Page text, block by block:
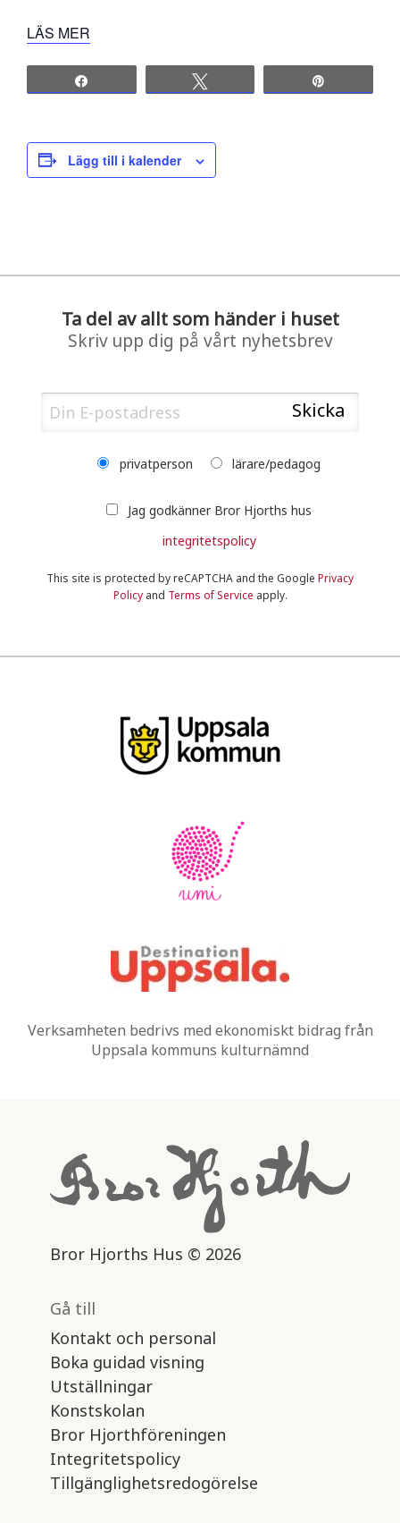
LÄS MER
Lägg till i kalender
Ta del av allt som händer i huset
Skriv upp dig på vårt nyhetsbrev
privatperson lärare/pedagog
Jag godkänner Bror Hjorths hus
integritetspolicy
This site is protected by reCAPTCHA and the Google Privacy
Policyand Terms of Service apply.
Verksamheten bedrivs med ekonomiskt bidrag från
Uppsala kommuns kulturnämnd
Bror Hjorths Hus © 2026
Gå till
Kontakt och personal
Boka guidad visning
Utställningar
Konstskolan
Bror Hjorthföreningen
Integritetspolicy
Tillgänglighetsredogörelse